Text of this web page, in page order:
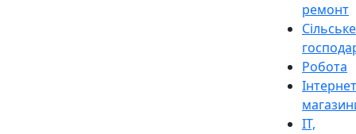
ремонт
Сільське
Робота
Інтернет
ІТ,